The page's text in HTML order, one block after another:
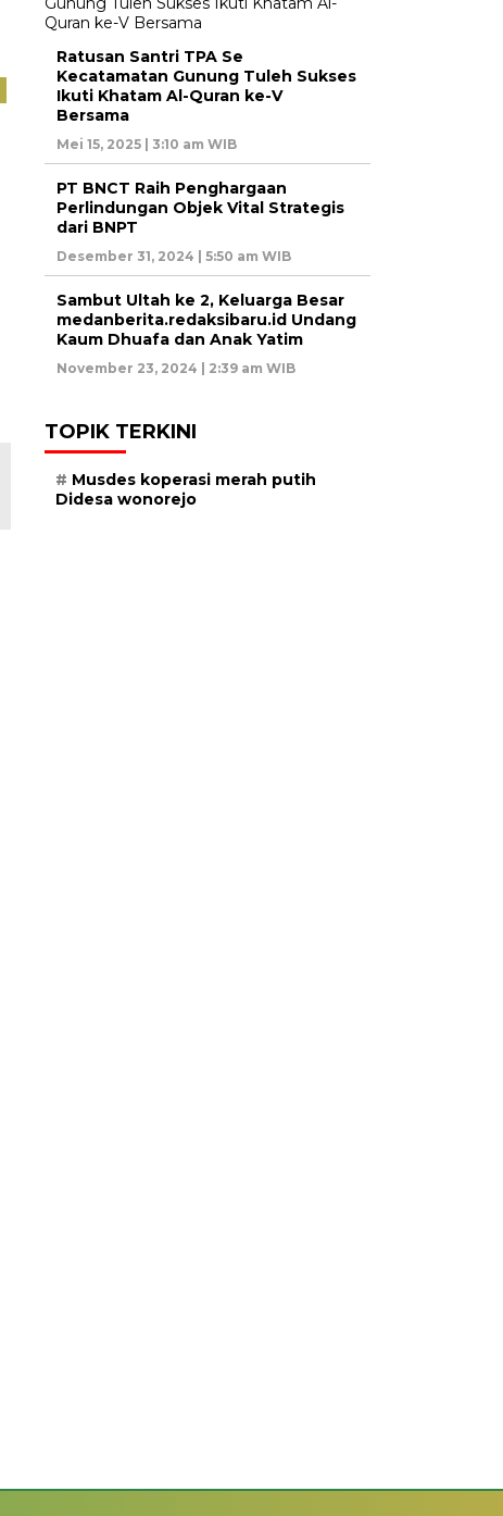
Ratusan Santri TPA Se
Kecatamatan Gunung Tuleh Sukses
Ikuti Khatam Al-Quran ke-V
Bersama
Mei 15, 2025 | 3:10 am WIB
PT BNCT Raih Penghargaan
Perlindungan Objek Vital Strategis
dari BNPT
Desember 31, 2024 | 5:50 am WIB
Sambut Ultah ke 2, Keluarga Besar
medanberita.redaksibaru.id Undang
Kaum Dhuafa dan Anak Yatim
November 23, 2024 | 2:39 am WIB
TOPIK TERKINI
Musdes koperasi merah putih
Didesa wonorejo